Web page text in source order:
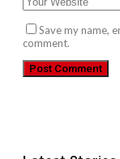
Save my name,
comment.